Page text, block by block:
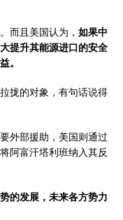
。而且美国认为， 如果中
提升其能源进口的安全
。
拢的对象，有句话说得
外部援助，美国则通过
阿富汗塔利班纳入其反
的发展，未来各方势力